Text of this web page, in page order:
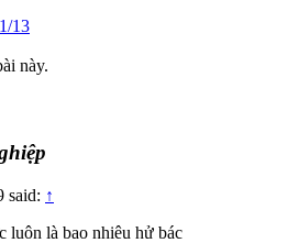
13
này.
said: ↑
luôn là bao nhiêu hử bác